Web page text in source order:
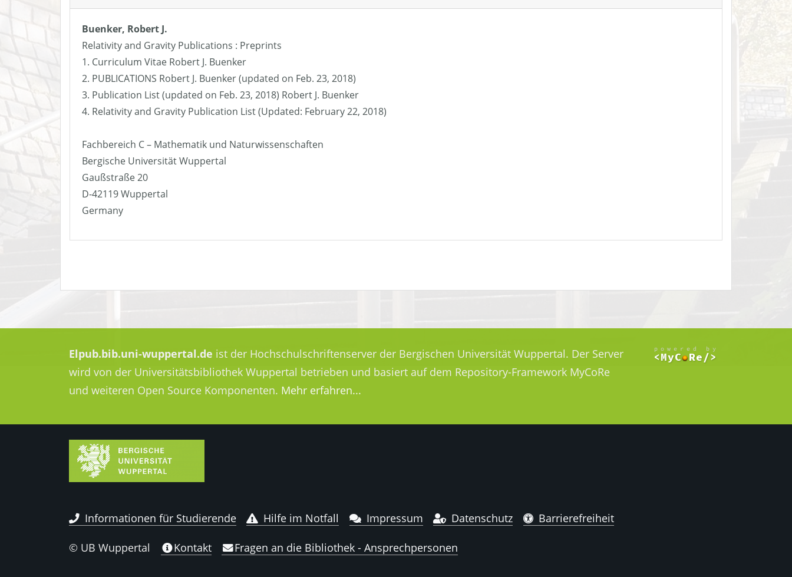
Buenker, Robert J.
Relativity and Gravity Publications : Preprints
1. Curriculum Vitae Robert J. Buenker
2. PUBLICATIONS Robert J. Buenker (updated on Feb. 23, 2018)
3. Publication List (updated on Feb. 23, 2018) Robert J. Buenker
4. Relativity and Gravity Publication List (Updated: February 22, 2018)
Fachbereich C – Mathematik und Naturwissenschaften
Bergische Universität Wuppertal
Gaußstraße 20
D-42119 Wuppertal
Germany
Elpub.bib.uni-wuppertal.de ist der Hochschulschriftenserver der Bergischen Universität Wuppertal. Der Server
wird von der Universitätsbibliothek Wuppertal betrieben und basiert auf dem Repository-Framework MyCoRe
und weiteren Open Source Komponenten. Mehr erfahren...
Informationen für Studierende Hilfe im Notfall Impressum Datenschutz Barrierefreiheit
© UB Wuppertal Kontakt Fragen an die Bibliothek - Ansprechpersonen